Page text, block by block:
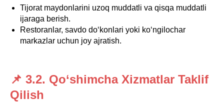
Tijorat maydonlarini uzoq muddatli va qisqa muddatli
ijaraga berish.
Restoranlar, savdo do‘konlari yoki ko‘ngilochar
markazlar uchun joy ajratish.
📌 3.2. Qo‘shimcha Xizmatlar Taklif
Qilish